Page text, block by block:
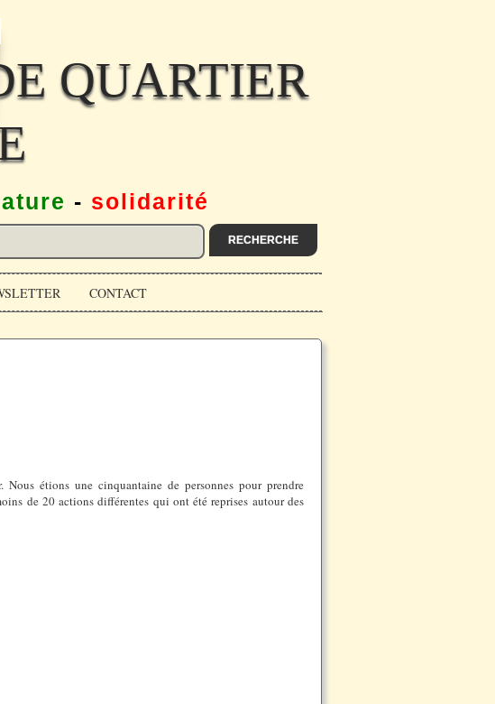
QUARTIER
- solidarité
CONTACT
étions une cinquantaine de personnes pour prendre
de 20 actions différentes qui ont été reprises autour des